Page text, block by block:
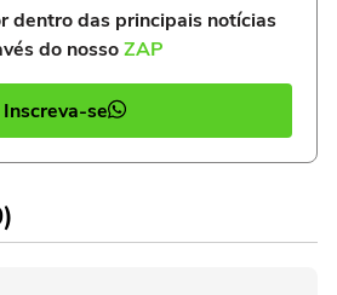
dentro das principais notícias
do nossoZAP
Inscreva-se